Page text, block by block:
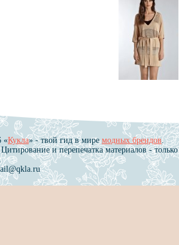
«Кукла» - твой гид в миремодных брендов.
и перепечатка материалов - только